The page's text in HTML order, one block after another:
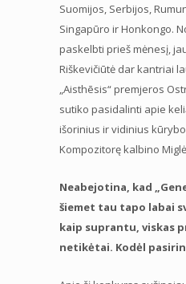
Suomijos, Serbijos,
Singapūro ir Honkongo.
paskelbti prieš mėnesį,
Riškevičiūtė dar kantriai
„Aisthēsis“ premjeros
sutiko pasidalinti apie
išorinius ir vidinius
Kompozitorę kalbino
Neabejotina, kad
šiemet tau tapo labai
kaip suprantu, viskas
netikėtai. Kodėl